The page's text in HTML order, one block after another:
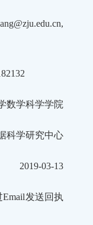
数学科学学院
科学研究中心
2019-03-13
发送回执